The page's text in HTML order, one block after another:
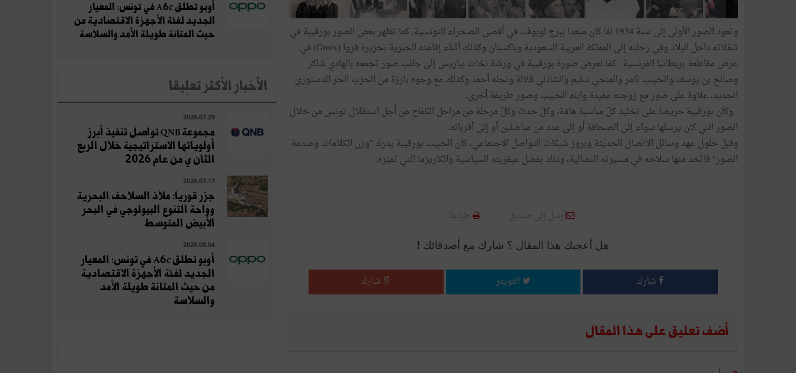
وتعود الصور الأولى إلى سنة 1934 لمّا كان مبعدا ببرج لوبوف، في أقصى الصحراء التونسية. كما تظهر بعض الصور بورقيبة في
تنقلاته داخل البلاد وفِي رحلته إلى المملكة العربية السعودية وباكستان وكذلك أثناء إقامته الجبرية بجزيرة قروا (Groix) في
عرض مقاطعة بريطانيا الفرنسية . كما نعرض صورة بورقيبة في ورشة نحّات بباريس إلى جانب صور تجمعه بالهادي شاكر
وصالح بن يوسف والحبيب ثامر والمنجي سليم والشاذلي قلالة ونجله أحمد وكذلك مع وجوه بارزة من الحزب الحر الدستوري
الجديد، علاوة على صور مع زوجته مفيدة وابنه الحبيب وصور طريفة أخرى.
وكان بورقيبة حريصا على تخليد كلّ مناسبة هامّة، وكلّ حدث وكلّ مرحلة من مراحل الكفاح من أجل استقلال تونس من خلال
الصور التي كان يرسلها سواء إلى الصحافة أو إلى عدد من مناضلين أو إلى أقربائه.
وقبل حلول عهد وسائل الاتصال الحديثة وبروز شبكات التواصل الاجتماعي، كان الحبيب بورقيبة يدرك "وزن الكلامات وصدمة
الصور" فاتّخذ منها سلاحه في مسيرته النضالية، وذلك بفضل عبقريته السياسية والكاريزما التي تميّزه.
أرسل إلى صديق طباعة
هل أعجبك هذا المقال ؟ شارك مع أصدقائك !
شارك التويتر شارك
أضف تعليق على هذا المقال
أوبو تطلق A6c في تونس: المعيار
الجديد لفئة الأجهزة الاقتصادية من
حيث المتانة طويلة الأمد والسلاسة
الأخبار الأكثر تعلِيقا
2026.07.29
مجموعة QNB تواصل تنفيذ أبرز
أولوياتها الاستراتيجية خلال الربع
الثان ي من عام 2026
2026.07.17
جزر قوريا: ملاذ السلاحف البحرية
وواحة التنوع البيولوجي في البحر
الأبيض المتوسط
2026.08.04
أوبو تطلق A6c في تونس: المعيار
الجديد لفئة الأجهزة الاقتصادية
من حيث المتانة طويلة الأمد
والسلاسة